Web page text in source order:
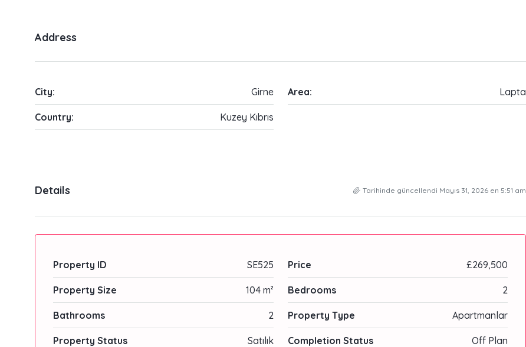
Address
City: Girne Area: Lapta
Country: Kuzey Kıbrıs
Details Tarihinde güncellendi Mayıs 31, 2026 en 5:51 am
Property ID SE525 Price £269,500
Property Size 104 m² Bedrooms 2
Bathrooms 2 Property Type Apartmanlar
Property Status Satılık Completion Status Off Plan